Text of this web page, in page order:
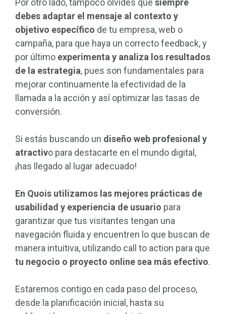
Por otro lado, tampoco olvides que siempre
debes adaptar el mensaje al contexto y
objetivo específico de tu empresa, web o
campaña, para que haya un correcto feedback, y
por último experimenta y analiza los resultados
de la estrategia, pues son fundamentales para
mejorar continuamente la efectividad de la
llamada a la acción y así optimizar las tasas de
conversión.
Si estás buscando un diseño web profesional y
atractivo para destacarte en el mundo digital,
¡has llegado al lugar adecuado!
En Quois utilizamos las mejores prácticas de
usabilidad y experiencia de usuario para
garantizar que tus visitantes tengan una
navegación fluida y encuentren lo que buscan de
manera intuitiva, utilizando call to action para que
tu negocio o proyecto online sea más efectivo.
Estaremos contigo en cada paso del proceso,
desde la planificación inicial, hasta su